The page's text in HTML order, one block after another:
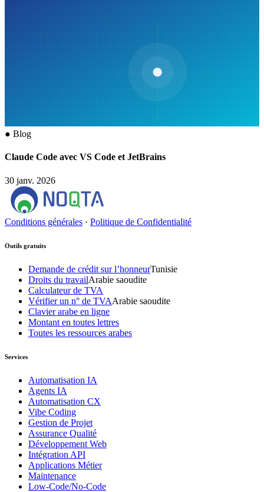
● Blog
Claude Code avec VS Code et JetBrains
30 janv. 2026
Conditions générales · Politique de Confidentialité
Outils gratuits
Demande de crédit sur l’honneurTunisie
Droits du travailArabie saoudite
Calculateur de TVA
Vérifier un n° de TVAArabie saoudite
Clavier arabe en ligne
Montant en toutes lettres
Toutes les ressources arabes
Services
Automatisation IA
Agents IA
Automatisation CX
Vibe Coding
Gestion de Projet
Assurance Qualité
Développement Web
Intégration API
Applications Métier
Maintenance
Low-Code/No-Code